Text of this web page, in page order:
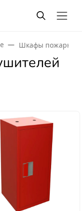
Шкафы пожарные